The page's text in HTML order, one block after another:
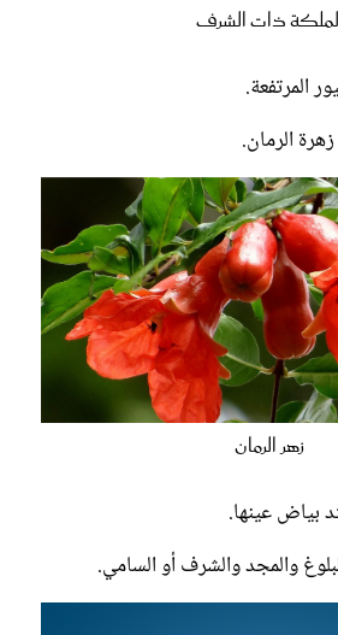
ذات الشرف
المرتفعة.
الرمان.
زهر الرمان
بياض عينها.
والمجد والشرف أو السامي.